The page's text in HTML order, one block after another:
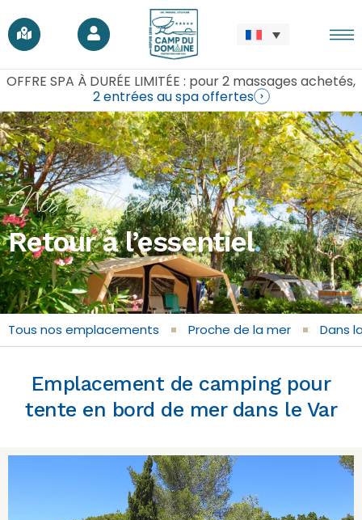
OFFRE SPA À DURÉE LIMITÉE : pour 2 massages achetés,
2 entrées au spa offertes
Nos emplacements
Retour à l’essentiel.
Tous nos emplacements Proche de la mer Dans
Emplacement de camping pour
tente en bord de mer dans le Var